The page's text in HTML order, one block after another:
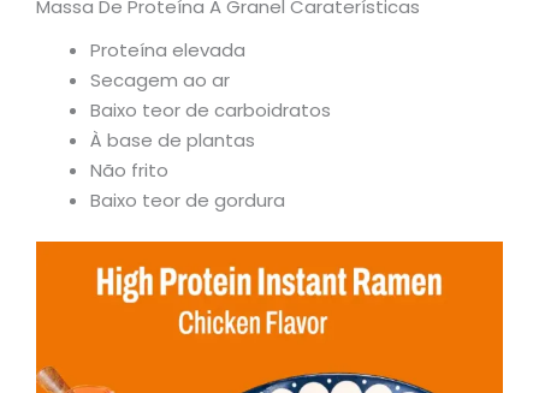
Massa De Proteína A Granel Caraterísticas
Proteína elevada
Secagem ao ar
Baixo teor de carboidratos
À base de plantas
Não frito
Baixo teor de gordura